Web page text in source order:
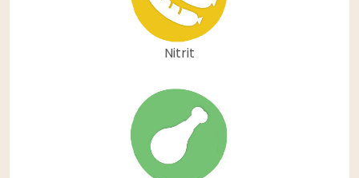
Nitrit